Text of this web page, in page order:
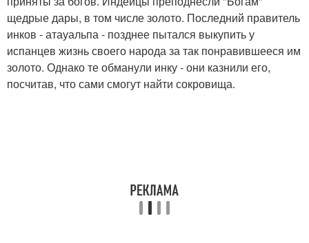
щедрые дары, в том числе золото. Последний правитель
инков - атауальпа - позднее пытался выкупить у
испанцев жизнь своего народа за так понравившееся им
золото. Однако те обманули инку - они казнили его,
посчитав, что сами смогут найти сокровища.